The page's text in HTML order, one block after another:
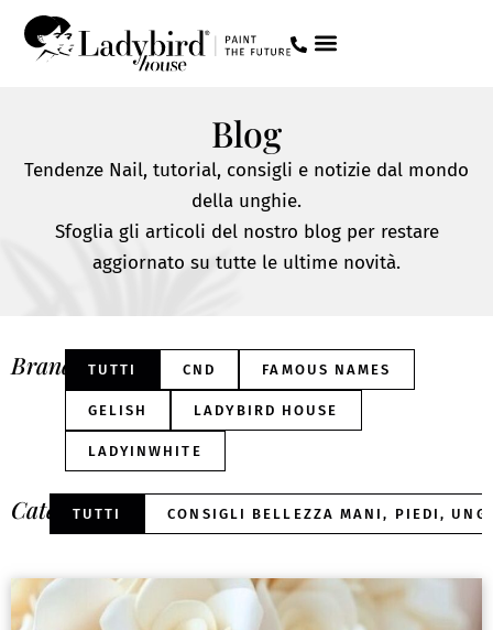
Blog
Tendenze Nail, tutorial, consigli e notizie dal mondo
della unghie.
Sfoglia gli articoli del nostro blog per restare
aggiornato su tutte le ultime novità.
Brand: CND FAMOUS NAMES
GELISH LADYBIRD HOUSE
LADYINWHITE
TUTTI
Categorie: CONSIGLI BELLEZZA MANI, PIEDI,
TUTTI